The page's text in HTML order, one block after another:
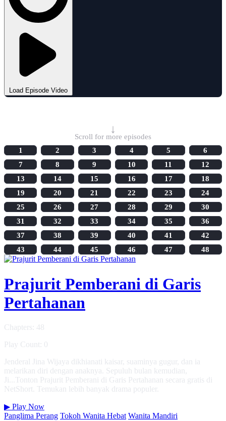
Load Episode Video
↓
Scroll for more episodes
1
2 3 4 5
6
7
8 9 10 11
12
13
14 15 16 17
18
19
20 21 22 23
24
25
26 27 28 29
30
31
32 33 34 35
36
37
38 39 40 41
42
43
44 45 46 47 48
Prajurit Pemberani di Garis
Pertahanan
Chapters: 48
Play Count: 0
Jenderal Jina Wijaya dikhianati kaisar, suaminya gugur, dan ia
melarikan diri dengan anaknya. Sepuluh bulan kemudian,
Ji...Tonton Prajurit Pemberani di Garis Pertahanan secara gratis di
NetShort. Temukan lebih banyak drama populer.
▶ Play Now
Panglima Perang Tokoh Wanita Hebat Wanita Mandiri